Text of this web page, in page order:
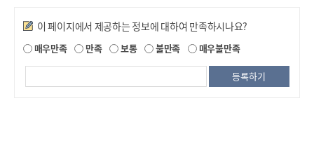
만족도조사
이 페이지에서 제공하는 정보에 대하여 만족하시나요?
매우만족 만족 보통 불만족 매우불만족